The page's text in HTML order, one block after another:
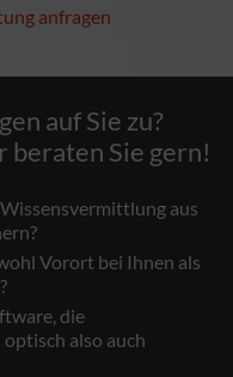
anfragen
auf Sie zu?
beraten Sie gern!
aus
Vorort bei Ihnen als
die
also auch